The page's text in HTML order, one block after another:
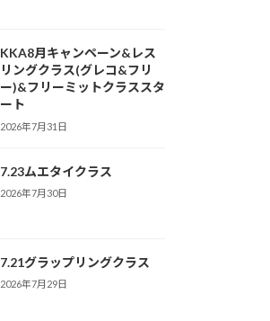
KKA8月キャンペーン&レス
リングクラス(グレコ&フリ
ー)&フリーミットクラススタ
ート
2026年7月31日
7.23ムエタイクラス
2026年7月30日
7.21グラップリングクラス
2026年7月29日